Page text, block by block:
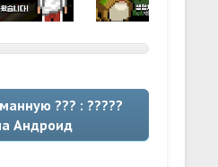
??? : ?????
Андроид